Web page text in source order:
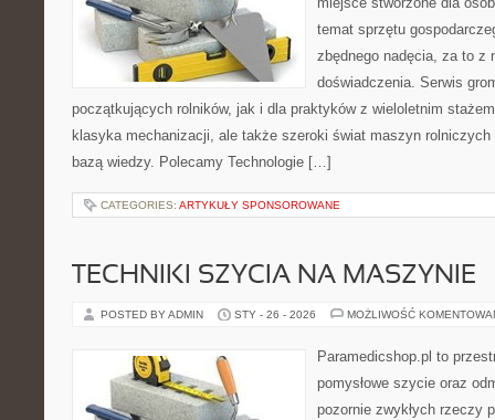
temat sprzętu
zbędnego nadęcia, za to z
doświadczenia. Serwis
początkujących rolników, jak i dla praktyków z wieloletnim
klasyka mechanizacji, ale także szeroki świat maszyn
bazą wiedzy. Polecamy Technologie […]
CATEGORIES: ARTYKUŁY SPONSOROWANE
TECHNIKI SZYCIA NA MASZYNIE
POSTED BY ADMIN STY - 26 - 2026 MOŻLIWOŚĆ
Paramedicshop.pl to
pomysłowe szycie oraz
pozornie zwykłych rzeczy